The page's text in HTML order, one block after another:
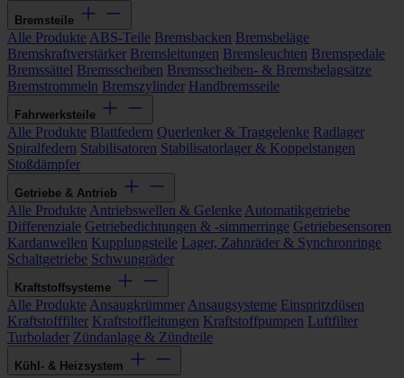
Bremsteile
Alle Produkte ABS-Teile Bremsbacken Bremsbeläge
Bremskraftverstärker Bremsleitungen Bremsleuchten Bremspedale
Bremssättel Bremsscheiben Bremsscheiben- & Bremsbelagsätze
Bremstrommeln Bremszylinder Handbremsseile
Fahrwerksteile
Alle Produkte Blattfedern Querlenker & Traggelenke Radlager
Spiralfedern Stabilisatoren Stabilisatorlager & Koppelstangen
Stoßdämpfer
Getriebe & Antrieb
Alle Produkte Antriebswellen & Gelenke Automatikgetriebe
Differenziale Getriebedichtungen & -simmerringe Getriebesensoren
Kardanwellen Kupplungsteile Lager, Zahnräder & Synchronringe
Schaltgetriebe Schwungräder
Kraftstoffsysteme
Alle Produkte Ansaugkrümmer Ansaugsysteme Einspritzdüsen
Kraftstofffilter Kraftstoffleitungen Kraftstoffpumpen Luftfilter
Turbolader Zündanlage & Zündteile
Kühl- & Heizsystem